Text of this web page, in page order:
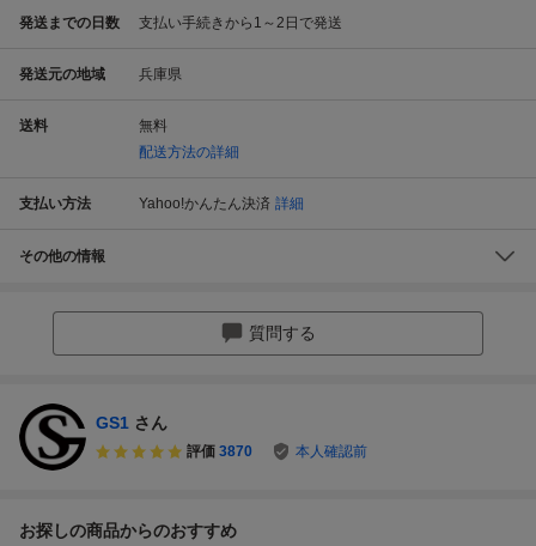
発送までの日数 支払い手続きから1～2日で発送
発送元の地域 兵庫県
送料
無料
配送方法の詳細
支払い方法 Yahoo!かんたん決済 詳細
その他の情報
質問する
GS1 さん
評価 3870 本人確認前
お探しの商品からのおすすめ